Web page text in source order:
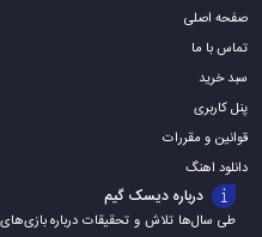
صفحه اصلی
تماس با ما
سبد خرید
پنل کاربری
قوانین و مقررات
دانلود اهنگ
درباره دیسک گیم
طی سال‌ها تلاش و تحقیقات درباره بازی‌های